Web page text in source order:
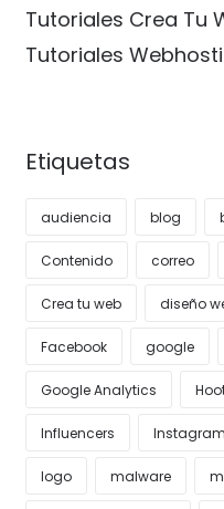
Tutoriales Crea Tu
Tutoriales
Etiquetas
audiencia blog
Contenido correo
Crea tu web diseño
Facebook google
Google Analytics
Influencers Instagram
logo malware